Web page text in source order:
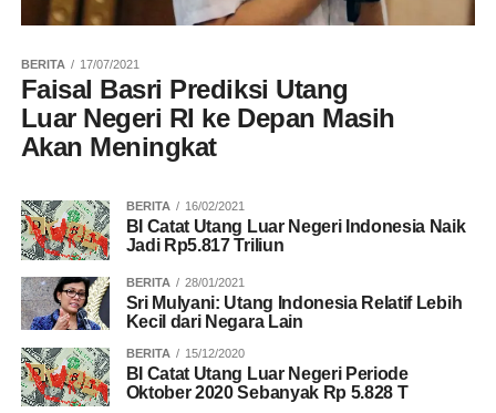
BERITA 17/07/2021
Faisal Basri Prediksi Utang
Luar Negeri RI ke Depan Masih
Akan Meningkat
BERITA 16/02/2021
BI Catat Utang Luar Negeri Indonesia Naik
Jadi Rp5.817 Triliun
BERITA 28/01/2021
Sri Mulyani: Utang Indonesia Relatif Lebih
Kecil dari Negara Lain
BERITA 15/12/2020
BI Catat Utang Luar Negeri Periode
Oktober 2020 Sebanyak Rp 5.828 T